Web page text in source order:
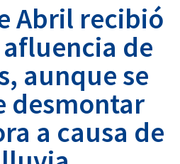
Abril recibió
de
aunque se
desmontar
a causa de